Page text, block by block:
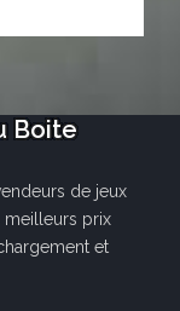
Boite
de jeux
meilleurs prix
et